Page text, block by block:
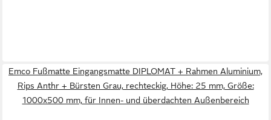
Emco Fußmatte Eingangsmatte DIPLOMAT + Rahmen Aluminium,
Rips Anthr + Bürsten Grau, rechteckig, Höhe: 25 mm, Größe:
1000x500 mm, für Innen- und überdachten Außenbereich